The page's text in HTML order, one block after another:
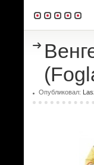
Опубликовал: